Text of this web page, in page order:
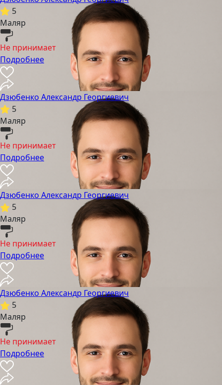
5
Маляр
Не принимает
Подробнее
Дзюбенко Александр Георгиевич
5
Маляр
Не принимает
Подробнее
Дзюбенко Александр Георгиевич
5
Маляр
Не принимает
Подробнее
Дзюбенко Александр Георгиевич
5
Маляр
Не принимает
Подробнее